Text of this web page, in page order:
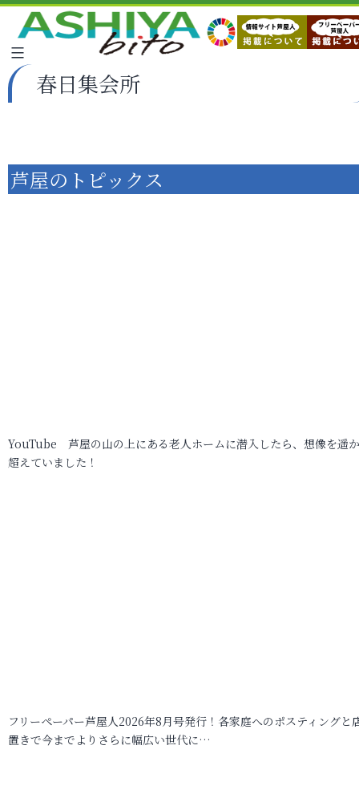
春日集会所
芦屋のトピックス
YouTube 芦屋の山の上にある老人ホームに潜入したら、想像を遥
超えていました！
フリーペーパー芦屋人2026年8月号発行！各家庭へのポスティングと
置きで今までよりさらに幅広い世代に…